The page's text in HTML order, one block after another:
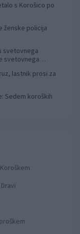
s Korošico po
ženske policija
svetovnega
svetovnega
lastnik prosi za
Sedem koroških